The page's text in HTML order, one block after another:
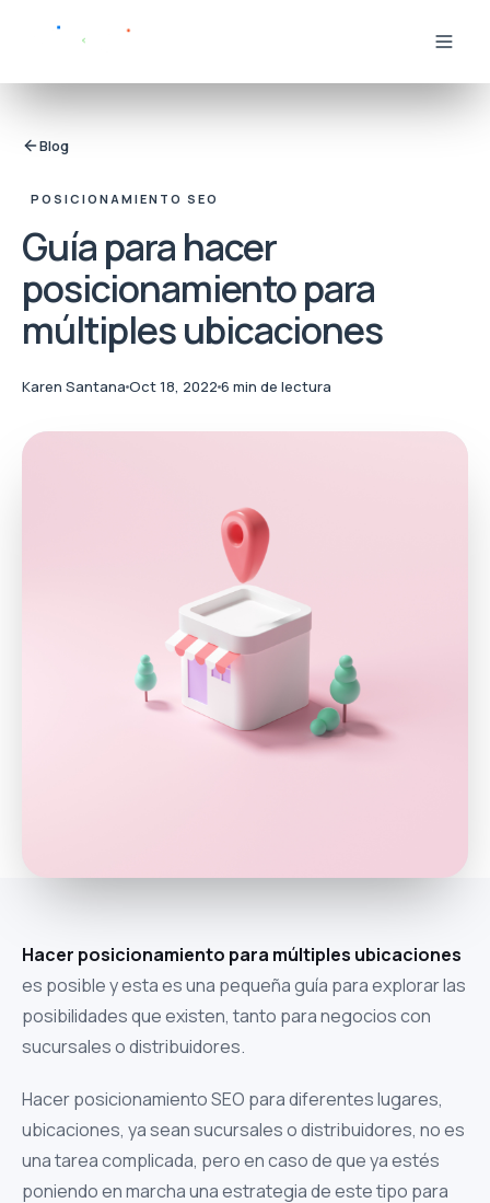
Blog
POSICIONAMIENTO SEO
Guía para hacer
posicionamiento para
múltiples ubicaciones
Karen Santana Oct 18, 2022 6 min de lectura
Hacer posicionamiento para múltiples ubicaciones
es posible y esta es una pequeña guía para explorar las
posibilidades que existen, tanto para negocios con
sucursales o distribuidores.
Hacer posicionamiento SEO para diferentes lugares,
ubicaciones, ya sean sucursales o distribuidores, no es
una tarea complicada, pero en caso de que ya estés
poniendo en marcha una estrategia de este tipo para